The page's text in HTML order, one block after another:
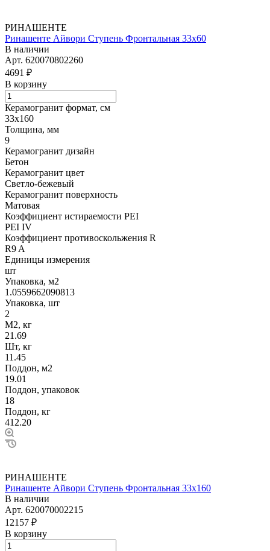
РИНАШЕНТЕ
Ринашенте Айвори Ступень Фронтальная 33х60
В наличии
Арт. 620070802260
4691 ₽
В корзину
Керамогранит формат, см
33х160
Толщина, мм
9
Керамогранит дизайн
Бетон
Керамогранит цвет
Светло-бежевый
Керамогранит поверхность
Матовая
Коэффициент истираемости PEI
PEI IV
Коэффициент противоскольжения R
R9 A
Единицы измерения
шт
Упаковка, м2
1.0559662090813
Упаковка, шт
2
М2, кг
21.69
Шт, кг
11.45
Поддон, м2
19.01
Поддон, упаковок
18
Поддон, кг
412.20
РИНАШЕНТЕ
Ринашенте Айвори Ступень Фронтальная 33х160
В наличии
Арт. 620070002215
12157 ₽
В корзину